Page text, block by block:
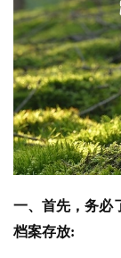
一、首先，务必
档案存放: